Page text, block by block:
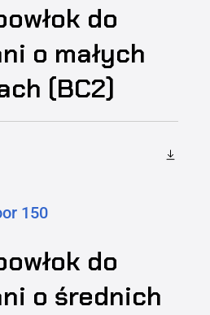
do
o małych
(BC2)
150
do
o średnich